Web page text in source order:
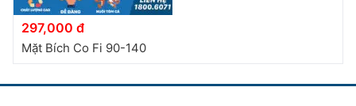
297,000 đ
Mặt Bích Co Fi 90-140